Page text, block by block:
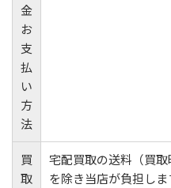
金
お
支
払
い
方
法
買
取
宅配買取の送料（買
を除き当店が負担し